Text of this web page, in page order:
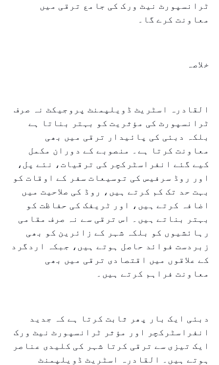
ٹرانسپورٹ نیٹ ورک کی جامع ترقی میں
معاونت کرے گا۔
خلاصہ
القادرہ اسٹریٹ ڈویلپمنٹ پروجیکٹ نہ صرف
ٹرانسپورٹ کی مؤثریت کو بہتر بناتا ہے
بلکہ دبئی کی پائیدار ترقی میں بھی
معاونت کرتا ہے۔ منصوبے کے دوران مکمل
کیے گئے انفراسٹرکچر کی ترقیات، نئے پل،
اور روڈ سرفیس کی توسیعات سفر کے اوقات کو
بہت حد تک کم کرتے ہیں، روڈ کی صلاحیت میں
اضافہ کرتے ہیں، اور ٹریفک کی حفاظت کو
بہتر بناتے ہیں۔ اس ترقی سے نہ صرف مقامی
رہائشیوں کو بلکہ شہر کے زائرین کو بھی
زبردست فوائد حاصل ہوتے ہیں، جبکہ اردگرد
کے علاقوں میں اقتصادی ترقی میں بھی
معاونت فراہم کرتے ہیں۔
دبئی ایک بار پھر ثابت کرتا ہے کہ جدید
انفراسٹرکچر اور مؤثر ٹرانسپورٹ نیٹ ورک
ایک تیزی سے ترقی کرتا شہر کی کلیدی عناصر
ہوتے ہیں۔ القادرہ اسٹریٹ ڈویلپمنٹ